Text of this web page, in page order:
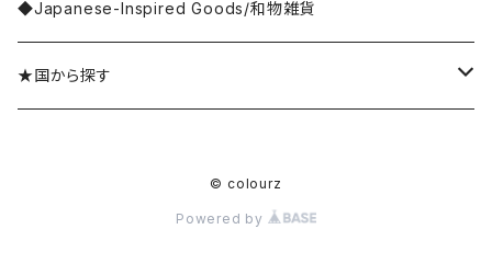
yao
Olya
Umbrella
Wallet
bracelet／ブレスレット
brooch／ブローチ
key ring
perfume bottle
dishcloth
coaster
rug／tapestry
lumpshade
tops
outer
◆Japanese-Inspired Goods/和物雑貨
★国から探す
© colourz
Powered by